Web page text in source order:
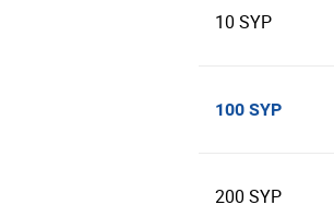
10 SYP
100 SYP
200 SYP